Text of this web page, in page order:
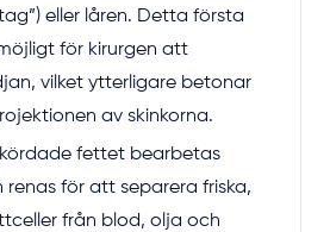
eller låren. Detta första
för kirurgen att
vilket ytterligare betonar
av skinkorna.
fettet bearbetas
för att separera friska,
från blod, olja och